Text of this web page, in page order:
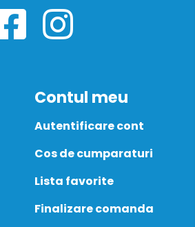
Contul meu
Autentificare cont
Cos de cumparaturi
Lista favorite
Finalizare comanda